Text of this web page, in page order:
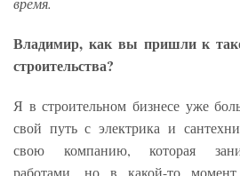
Владимир, как вы пришли к
строительства?
Я в строительном бизнесе уже
свой путь с электрика и
свою компанию, которая
работами, но в какой-то